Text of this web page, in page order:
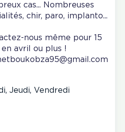
cas... Nombreuses
chir, paro, implanto...
nous même pour 15
en avril ou plus !
Jeudi, Vendredi